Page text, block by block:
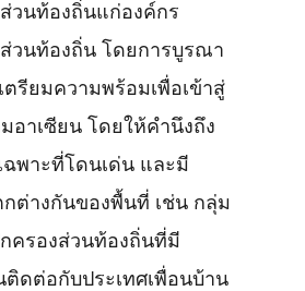
วนท้องถิ่นแก่องค์กร
วนท้องถิ่น โดยการบูรณา
ตรียมความพร้อมเพื่อเข้าสู่
อาเซียน โดยให้คำนึงถึง
พาะที่โดนเด่น และมี
ต่างกันของพื้นที่ เช่น กลุ่ม
ครองส่วนท้องถิ่นที่มี
ดต่อกับประเทศเพื่อนบ้าน